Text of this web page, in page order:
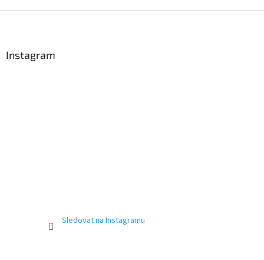
Instagram
Sledovat na Instagramu